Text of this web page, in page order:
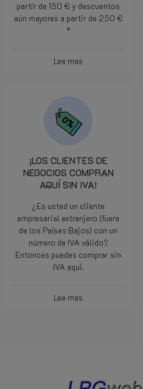
partir de 150 € y descuentos
aún mayores a partir de 250 €
*
Lee mas
¡LOS CLIENTES DE
NEGOCIOS COMPRAN
AQUÍ SIN IVA!
¿Es usted un cliente
empresarial extranjero (fuera
de los Países Bajos) con un
número de IVA válido?
Entonces puedes comprar sin
IVA aquí.
Lee mas